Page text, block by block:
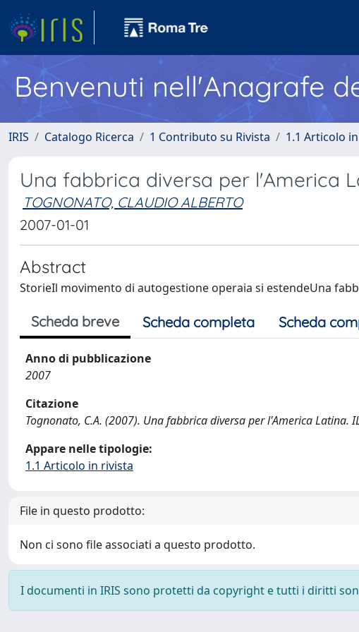
Benvenuti nell'Anagrafe
IRIS Catalogo Ricerca 1 Contributo su Rivista 1.1 Articolo
Una fabbrica diversa per l'America
TOGNONATO, CLAUDIO ALBERTO
2007-01-01
Abstract
StorieIl movimento di autogestione operaia si estendeUna
Scheda breve Scheda completa Scheda
Anno di pubblicazione
2007
Citazione
Tognonato, C.A. (2007). Una fabbrica diversa per l'America Latina.
Appare nelle tipologie:
1.1 Articolo in rivista
File in questo prodotto:
Non ci sono file associati a questo prodotto.
I documenti in IRIS sono protetti da copyright e tutti i diritti